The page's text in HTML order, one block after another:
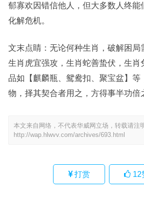
郁寡欢因错信他人，但大多数人终能
化解危机。
文末点睛：无论何种生肖，破解困局
生肖虎宜强攻，生肖蛇善蛰伏，生肖
品如【麒麟瓶、鸳鸯扣、聚宝盆】等
物，择其契合者用之，方得事半功倍
本文来自网络，不代表华威网立场，转载请注
http://wap.hlwvv.com/archives/693.html
打赏 12